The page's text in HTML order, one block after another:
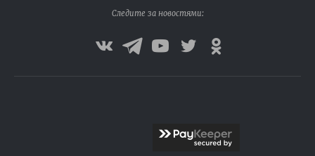
Следите за новостями: